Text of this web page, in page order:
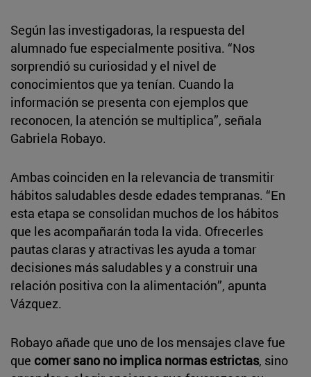
Según las investigadoras, la respuesta del
alumnado fue especialmente positiva. “Nos
sorprendió su curiosidad y el nivel de
conocimientos que ya tenían. Cuando la
información se presenta con ejemplos que
reconocen, la atención se multiplica”, señala
Gabriela Robayo.
Ambas coinciden en la relevancia de transmitir
hábitos saludables desde edades tempranas. “En
esta etapa se consolidan muchos de los hábitos
que les acompañarán toda la vida. Ofrecerles
pautas claras y atractivas les ayuda a tomar
decisiones más saludables y a construir una
relación positiva con la alimentación”, apunta
Vázquez.
Robayo añade que uno de los mensajes clave fue
que comer sano no implica normas estrictas, sino